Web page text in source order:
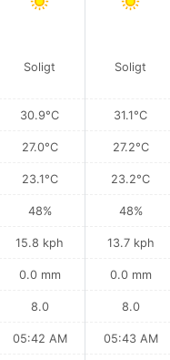
Soligt
30.9°C
27.0°C
23.1°C
48%
15.8 kph
0.0 mm
8.0
05:42 AM
Soligt
31.1°C
27.2°C
23.2°C
48%
13.7 kph
0.0 mm
8.0
05:43 AM